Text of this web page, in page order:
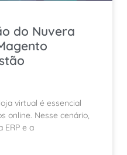
do Nuvera
virtual é essencial
online. Nesse cenário,
ERP e a